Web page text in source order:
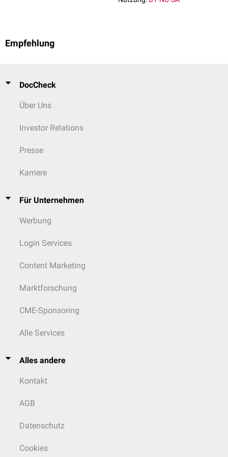
Empfehlung
DocCheck
Über Uns
Investor Relations
Presse
Karriere
Für Unternehmen
Werbung
Login Services
Content Marketing
Marktforschung
CME-Sponsoring
Alle Services
Alles andere
Kontakt
AGB
Datenschutz
Cookies